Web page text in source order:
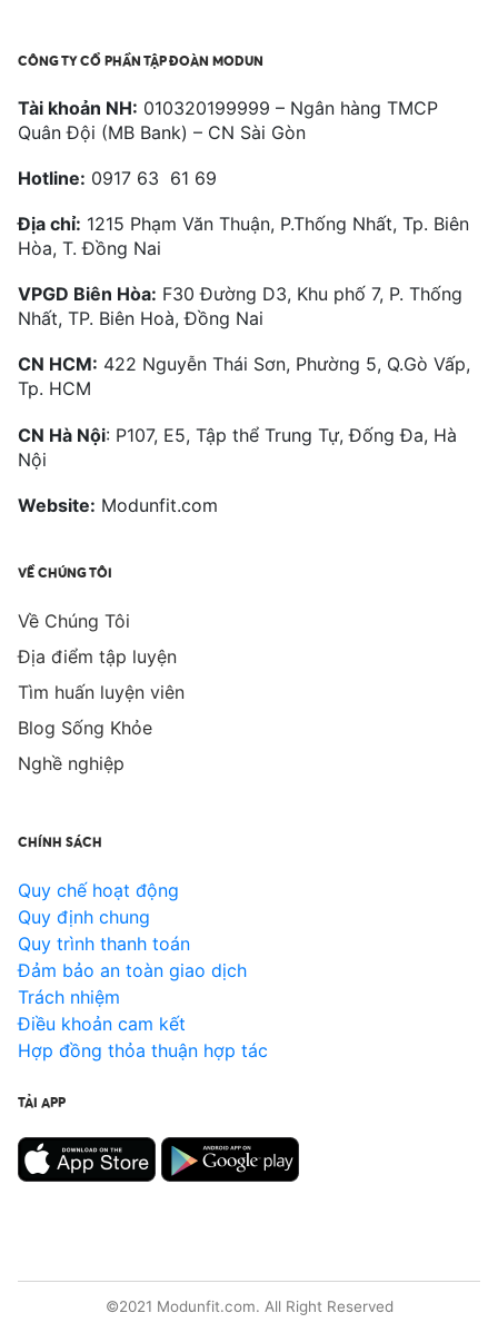
CÔNG TY CỔ PHẦN TẬP ĐOÀN MODUN
Tài khoản NH: 010320199999 – Ngân hàng TMCP
Quân Đội (MB Bank) – CN Sài Gòn
Hotline: 0917 63 61 69
Địa chỉ: 1215 Phạm Văn Thuận, P.Thống Nhất, Tp. Biên
Hòa, T. Đồng Nai
VPGD Biên Hòa: F30 Đường D3, Khu phố 7, P. Thống
Nhất, TP. Biên Hoà, Đồng Nai
CN HCM: 422 Nguyễn Thái Sơn, Phường 5, Q.Gò Vấp,
Tp. HCM
CN Hà Nội: P107, E5, Tập thể Trung Tự, Đống Đa, Hà
Nội
Website: Modunfit.com
VỀ CHÚNG TÔI
Về Chúng Tôi
Địa điểm tập luyện
Tìm huấn luyện viên
Blog Sống Khỏe
Nghề nghiệp
CHÍNH SÁCH
Quy chế hoạt động
Quy định chung
Quy trình thanh toán
Đảm bảo an toàn giao dịch
Trách nhiệm
Điều khoản cam kết
Hợp đồng thỏa thuận hợp tác
TẢI APP
©2021 Modunfit.com. All Right Reserved